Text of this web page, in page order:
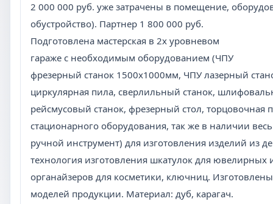
2 000 000 руб. уже затрачены в помещение,
обустройство). Партнер 1 800 000 руб.
Подготовлена мастерская в 2х уровневом
гараже с необходимым оборудованием (ЧПУ
фрезерный станок 1500х1000мм, ЧПУ лазерный
циркулярная пила, сверлильный станок,
рейсмусовый станок, фрезерный стол, торцовочная
стационарного оборудования, так же в наличии
ручной инструмент) для изготовления изделий из
технология изготовления шкатулок для ювелирных
органайзеров для косметики, ключниц.
моделей продукции. Материал: дуб, карагач.